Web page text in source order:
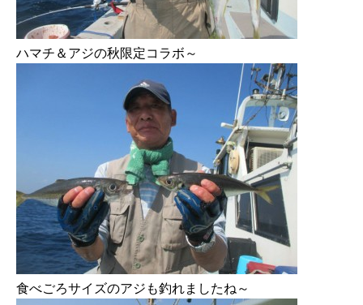
ハマチ＆アジの秋限定コラボ～
食べごろサイズのアジも釣れましたね～